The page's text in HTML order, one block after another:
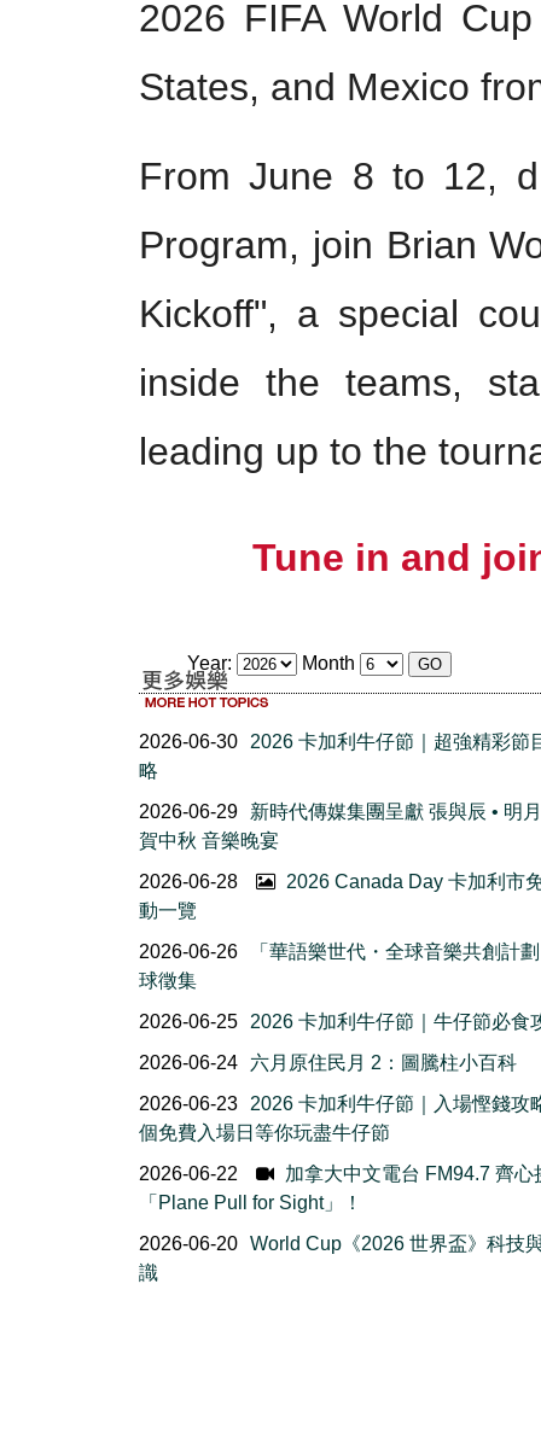
2026 FIFA World
States, and Mexico
From June 8 to 12,
Program, join Brian
Kickoff", a special
inside the teams,
leading up to the
Tune in and
Year: Month
2026-06-30
2026 卡加利牛仔節｜超強精彩節
略
2026-06-29
新時代傳媒集團呈獻 張與辰 • 明
賀中秋 音樂晚宴
2026-06-28
2026 Canada Day 卡加利市
動一覽
2026-06-26
「華語樂世代・全球音樂共創計
球徵集
2026-06-25
2026 卡加利牛仔節｜牛仔節必食
2026-06-24
六月原住民月 2：圖騰柱小百科
2026-06-23
2026 卡加利牛仔節｜入場慳錢攻
個免費入場日等你玩盡牛仔節
2026-06-22
加拿大中文電台 FM94.7 齊心
「Plane Pull for Sight」！
2026-06-20 World Cup《2026 世界盃》科技
識